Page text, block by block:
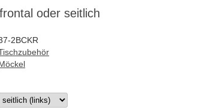
oder seitlich
2BCKR